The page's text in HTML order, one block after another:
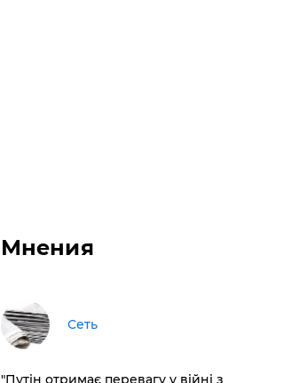
Мнения
Сеть
"Путін отримає перевагу у війні з